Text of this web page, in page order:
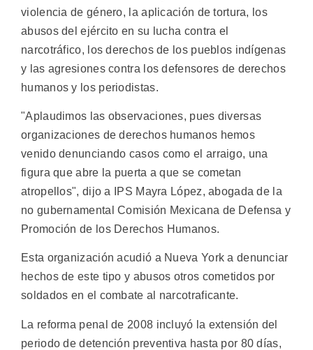
violencia de género, la aplicación de tortura, los
abusos del ejército en su lucha contra el
narcotráfico, los derechos de los pueblos indígenas
y las agresiones contra los defensores de derechos
humanos y los periodistas.
"Aplaudimos las observaciones, pues diversas
organizaciones de derechos humanos hemos
venido denunciando casos como el arraigo, una
figura que abre la puerta a que se cometan
atropellos", dijo a IPS Mayra López, abogada de la
no gubernamental Comisión Mexicana de Defensa y
Promoción de los Derechos Humanos.
Esta organización acudió a Nueva York a denunciar
hechos de este tipo y abusos otros cometidos por
soldados en el combate al narcotraficante.
La reforma penal de 2008 incluyó la extensión del
periodo de detención preventiva hasta por 80 días,